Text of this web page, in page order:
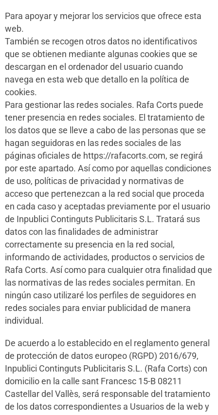
Para apoyar y mejorar los servicios que ofrece esta
web.
También se recogen otros datos no identificativos
que se obtienen mediante algunas cookies que se
descargan en el ordenador del usuario cuando
navega en esta web que detallo en la política de
cookies.
Para gestionar las redes sociales. Rafa Corts puede
tener presencia en redes sociales. El tratamiento de
los datos que se lleve a cabo de las personas que se
hagan seguidoras en las redes sociales de las
páginas oficiales de https://rafacorts.com, se regirá
por este apartado. Así como por aquellas condiciones
de uso, políticas de privacidad y normativas de
acceso que pertenezcan a la red social que proceda
en cada caso y aceptadas previamente por el usuario
de Inpublici Continguts Publicitaris S.L. Tratará sus
datos con las finalidades de administrar
correctamente su presencia en la red social,
informando de actividades, productos o servicios de
Rafa Corts. Así como para cualquier otra finalidad que
las normativas de las redes sociales permitan. En
ningún caso utilizaré los perfiles de seguidores en
redes sociales para enviar publicidad de manera
individual.
De acuerdo a lo establecido en el reglamento general
de protección de datos europeo (RGPD) 2016/679,
Inpublici Continguts Publicitaris S.L. (Rafa Corts) con
domicilio en la calle sant Francesc 15-B 08211
Castellar del Vallès, será responsable del tratamiento
de los datos correspondientes a Usuarios de la web y